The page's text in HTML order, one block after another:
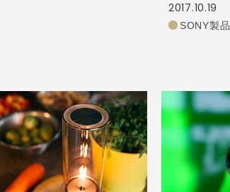
2017.10.19
SONY製品